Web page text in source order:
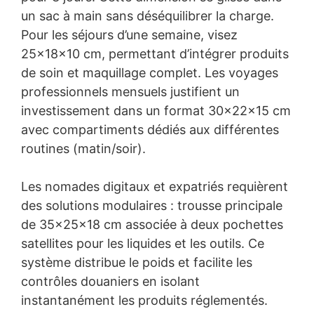
un sac à main sans déséquilibrer la charge.
Pour les séjours d’une semaine, visez
25x18x10 cm, permettant d’intégrer produits
de soin et maquillage complet. Les voyages
professionnels mensuels justifient un
investissement dans un format 30x22x15 cm
avec compartiments dédiés aux différentes
routines (matin/soir).
Les nomades digitaux et expatriés requièrent
des solutions modulaires : trousse principale
de 35x25x18 cm associée à deux pochettes
satellites pour les liquides et les outils. Ce
système distribue le poids et facilite les
contrôles douaniers en isolant
instantanément les produits réglementés.